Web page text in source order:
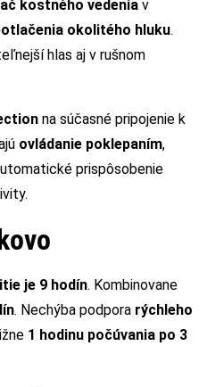
kostného vedenia v
okolitého hluku.
hlas aj v rušnom
na súčasné pripojenie k
ovládanie poklepaním,
prispôsobenie
je 9 hodín. Kombinovane
. Nechýba podpora rýchleho
1 hodinu počúvania po 3